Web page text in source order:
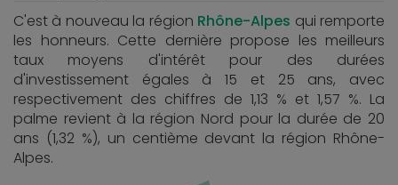
C'est à nouveau la région Rhône-Alpes qui remporte
les honneurs. Cette dernière propose les meilleurs
taux moyens d'intérêt pour des durées
d'investissement égales à 15 et 25 ans, avec
respectivement des chiffres de 1,13 % et 1,57 %. La
palme revient à la région Nord pour la durée de 20
ans (1,32 %), un centième devant la région Rhône-
Alpes.